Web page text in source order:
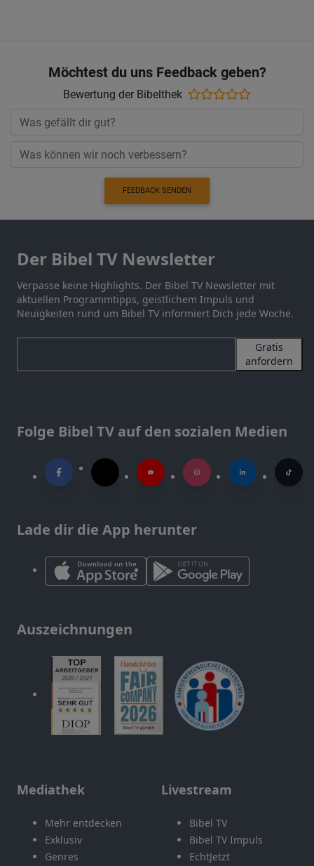
Möchtest du uns Feedback geben?
Bewertung der Bibelthek
FEEDBACK SENDEN
Der Bibel TV Newsletter
Verpasse keine Highlights. Der Bibel TV Newsletter mit
aktuellen Programmtipps, geistlichem Impuls und
Neuigkeiten rund um Bibel TV informiert Dich jede Woche.
Gratis
anfordern
Folge Bibel TV auf den sozialen Medien
Lade dir die App herunter
Auszeichnungen
Mediathek
Mehr entdecken
Exklusiv
Genres
Livestream
Bibel TV
Bibel TV Impuls
EchtJetzt